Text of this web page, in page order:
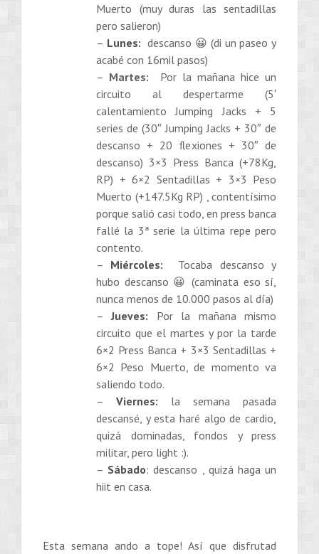
Muerto (muy duras las sentadillas
pero salieron)
– Lunes:descanso 😀 (di un paseo y
acabé con 16mil pasos)
– Martes:
Por la mañana hice un
circuito al despertarme (5′
calentamiento Jumping Jacks + 5
series de (30″ Jumping Jacks + 30″ de
descanso + 20 flexiones + 30″ de
descanso) 3×3 Press Banca (+78Kg,
RP) + 6×2 Sentadillas + 3×3 Peso
Muerto (+147.5Kg RP) , contentísimo
porque salió casi todo, en press banca
fallé la 3ª serie la última repe pero
contento.
– Miércoles:
Tocaba descanso y
hubo descanso 😀 (caminata eso sí,
nunca menos de 10.000 pasos al día)
–Jueves: Por la mañana mismo
circuito que el martes y por la tarde
6×2 Press Banca + 3×3 Sentadillas +
6×2 Peso Muerto, de momento va
saliendo todo.
– Viernes: la semana pasada
descansé, y esta haré algo de cardio,
quizá dominadas, fondos y press
militar, pero light :).
– Sábado: descanso , quizá haga un
hiit en casa.
Esta semana ando a tope! Así que disfrutad